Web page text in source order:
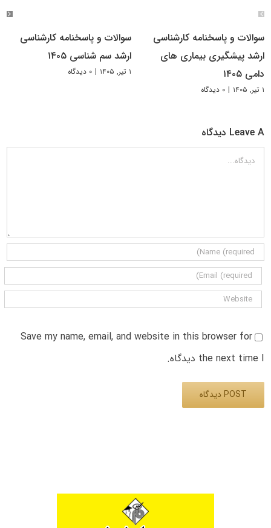
سوالات و پاسخنامه کارشناسی
ارشد پیشگیری بیماری های
دامی ۱۴۰۵
۱ تیر, ۱۴۰۵ | ۰ دیدگاه
سوالات و پاسخنامه کارشناسی
ارشد سم شناسی ۱۴۰۵
۱ تیر, ۱۴۰۵ | ۰ دیدگاه
Leave A دیدگاه
دیدگاه
Save my name, email, and website in this browser for
the next time I دیدگاه.